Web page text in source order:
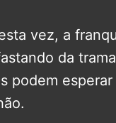
vez, a
da
podem